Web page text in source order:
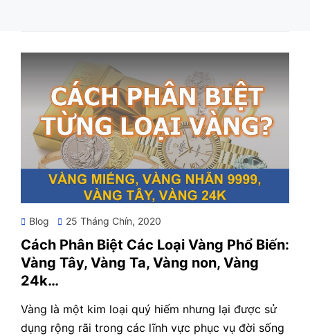
Blog
Posted
25 Tháng Chín, 2020
Cách Phân Biệt Các Loại Vàng Phổ Biến:
Vàng Tây, Vàng Ta, Vàng non, Vàng
24k…
Vàng là một kim loại quý hiếm nhưng lại được sử
dụng rộng rãi trong các lĩnh vực phục vụ đời sống